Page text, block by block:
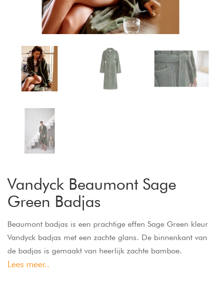
Vandyck Beaumont Sage
Green Badjas
Beaumont badjas is een prachtige effen Sage Green kleur
Vandyck badjas met een zachte glans. De binnenkant van
de badjas is gemaakt van heerlijk zachte bamboe.
Beaumont badjas van Vandyck heeft grote steekzakken en
Lees meer..